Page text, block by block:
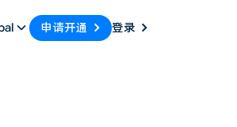
申请开通 登录